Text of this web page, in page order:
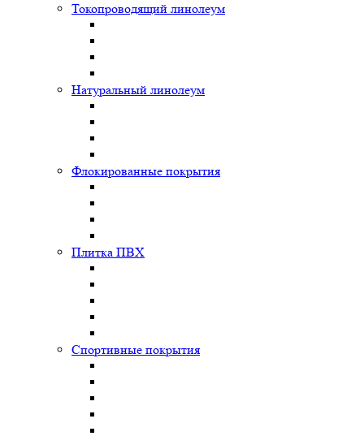
Токопроводящий линолеум
Натуральный линолеум
Флокированные покрытия
Плитка ПВХ
Спортивные покрытия